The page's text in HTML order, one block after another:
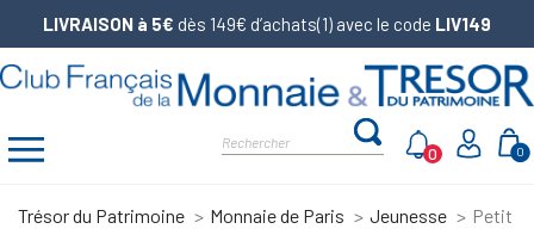
LIVRAISON à 5€ dès 149€ d’achats(1) avec le code LIV149
0
0
Trésor du Patrimoine Monnaie de Paris Jeunesse Petit